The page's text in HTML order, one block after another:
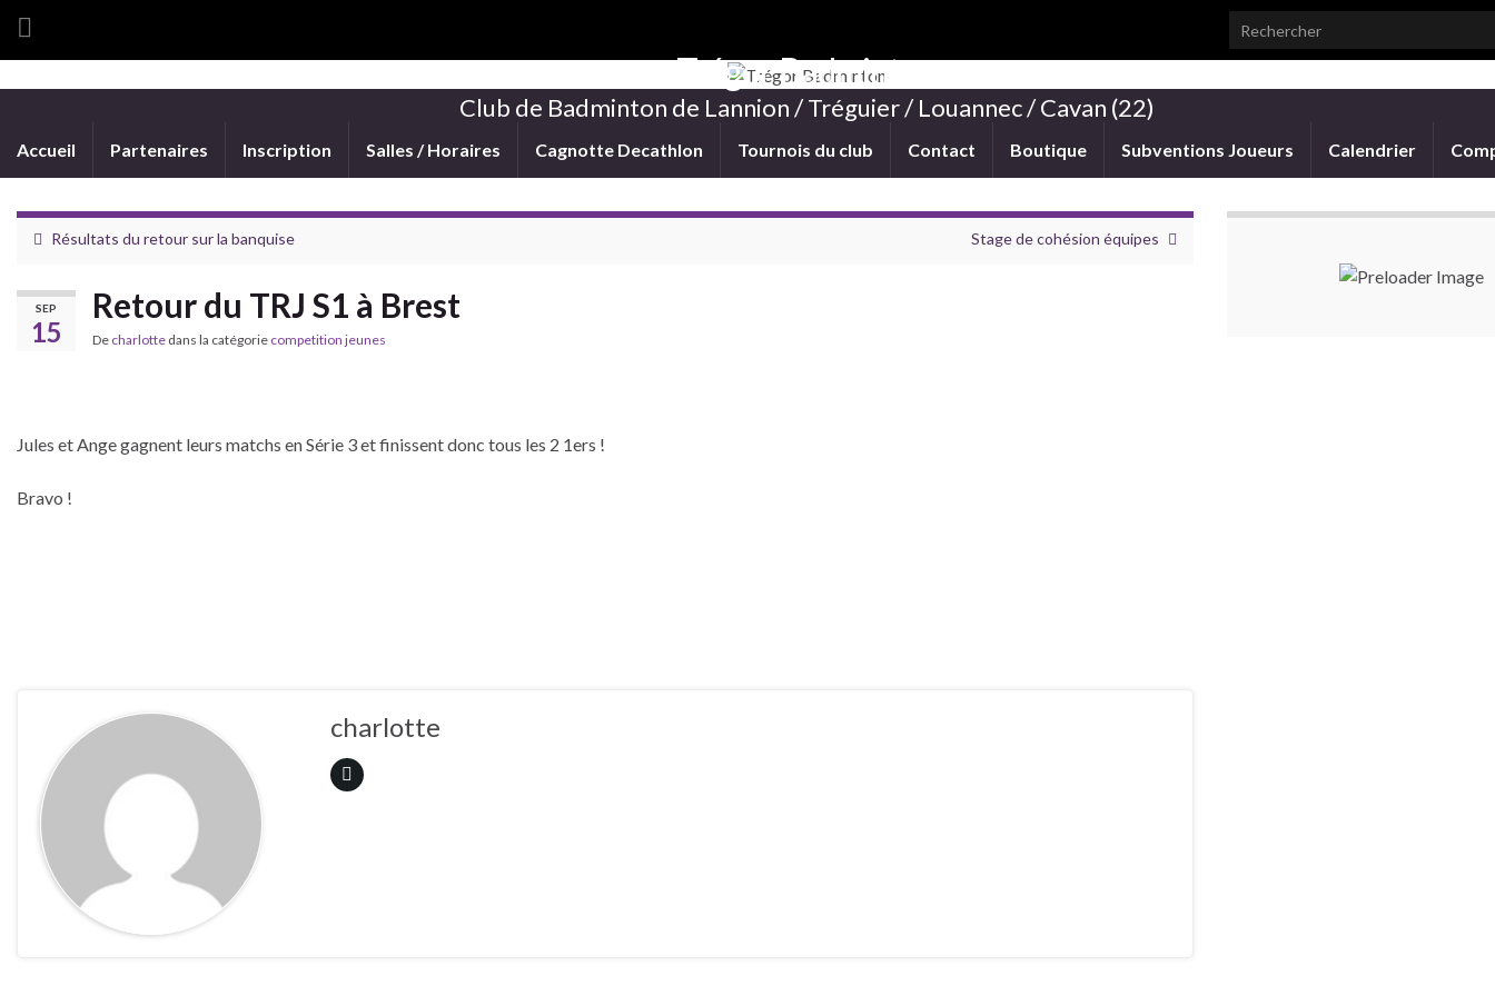
Search for:
Trégor Badminton
Club de Badminton de Lannion / Tréguier / Louannec / Cavan (22)
Accueil Partenaires Inscription Salles / Horaires Cagnotte Decathlon Tournois du club Contact Boutique Subventions Joueurs Calendrier
Résultats du retour sur la banquise Stage de cohésion équipes
SEP
15
Retour du TRJ S1 à Brest
De charlotte dans la catégorie competition jeunes
Jules et Ange gagnent leurs matchs en Série 3 et finissent donc tous les 2 1ers !
Bravo !
charlotte